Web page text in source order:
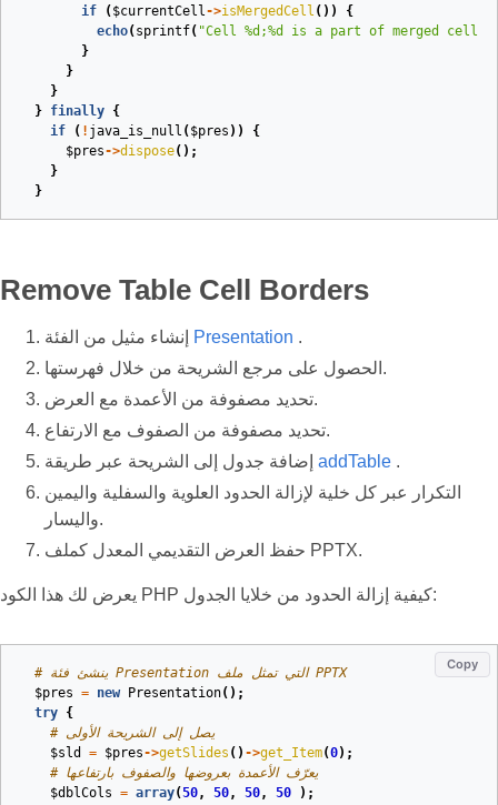
if
( $currentCell->isMergedCell ())
{
echo( sprintf( "Cell %d;%d is a part of merged cell
}
}
}
} finally {
if
( ! java_is_null ( $pres ))
{
$pres->dispose();
}
}
Remove Table Cell Borders
Presentation .
الحصول على مرجع الشريحة من خلال فهرستها.
تحديد مصفوفة من الأعمدة مع العرض.
تحديد مصفوفة من الصفوف مع الارتفاع.
addTable .
التكرار عبر كل خلية لإزالة الحدود العلوية والسفلية واليمين
واليسار.
حفظ العرض التقديمي المعدل كملف PPTX.
يعرض لك هذا الكود PHP كيفية إزالة الحدود من خلايا الجدول:
Copy
# ينشئ فئة Presentation التي تمثل ملف PPTX
$pres = new Presentation();
try {
# يصل إلى الشريحة الأولى
$sld
= $pres->getSlides () ->get_Item(0);
# يعرّف الأعمدة بعروضها والصفوف بارتفاعها
$dblCols = array(50, 50, 50, 50
);